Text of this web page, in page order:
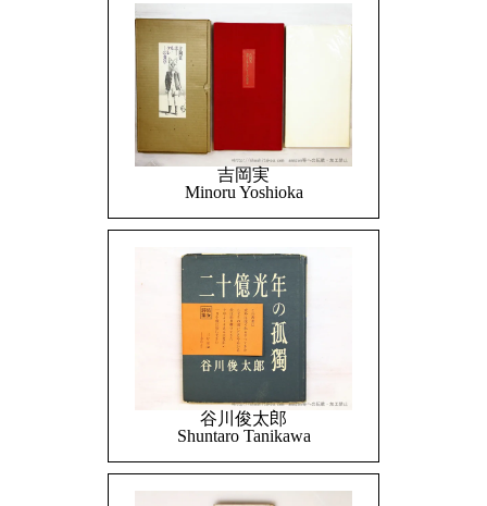
吉岡実
Minoru Yoshioka
谷川俊太郎
Shuntaro Tanikawa